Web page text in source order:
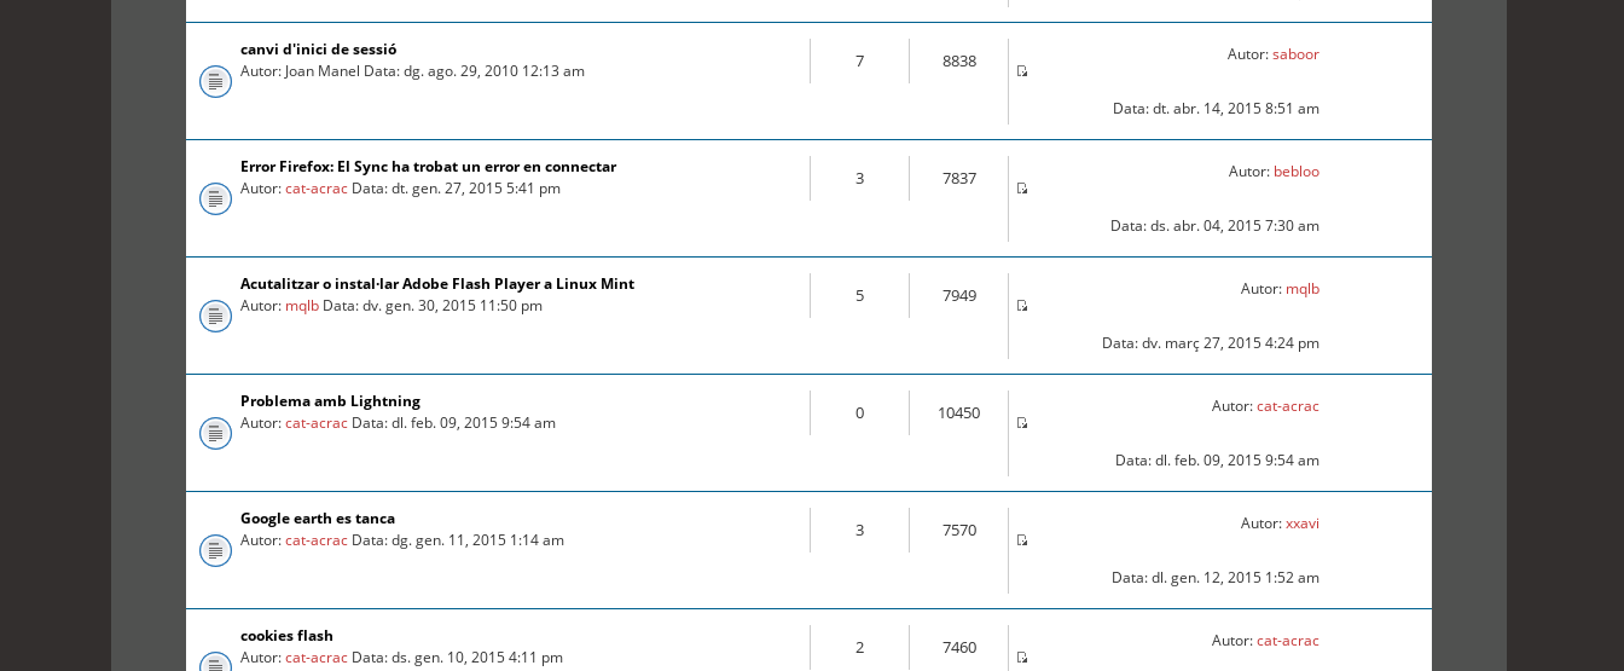
canvi d'inici de sessió
Autor: Joan Manel Data: dg. ago. 29, 2010 12:13 am
7 8838 Autor:saboor
Data: dt. abr. 14, 2015 8:51 am
Error Firefox: El Sync ha trobat un error en connectar
Autor:cat-acrac Data: dt. gen. 27, 2015 5:41 pm 3 7837 Autor: bebloo
Data: ds. abr. 04, 2015 7:30 am
Acutalitzar o instal·lar Adobe Flash Player a Linux Mint
Autor: mqlb Data: dv. gen. 30, 2015 11:50 pm 5 7949 Autor: mqlb
Data: dv. març 27, 2015 4:24 pm
Problema amb Lightning
Autor:cat-acrac Data: dl. feb. 09, 2015 9:54 am 0 10450 Autor:cat-acrac
Data: dl. feb. 09, 2015 9:54 am
Google earth es tanca
Autor:cat-acrac Data: dg. gen. 11, 2015 1:14 am 3 7570 Autor:xxavi
Data: dl. gen. 12, 2015 1:52 am
cookies flash
Autor:cat-acrac Data: ds. gen. 10, 2015 4:11 pm 2 7460 Autor:cat-acrac